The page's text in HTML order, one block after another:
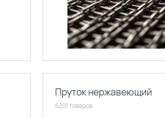
Пруток нержавеющий
6201 товаров